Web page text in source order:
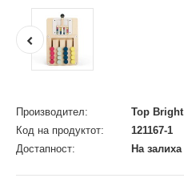
Производител:
Top Bright
Код на продуктот:
121167-1
Достапност:
На залиха